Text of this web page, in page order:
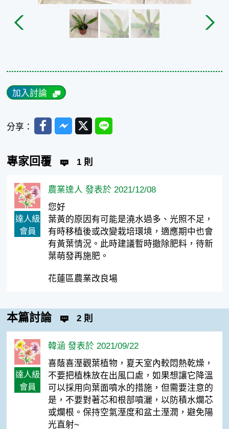
加入討論
分享： FacebookMessenger
TwitterLine
專家回覆 1 則
達人級
會員
農業達人 發表於 2021/12/08
您好
葉黃的原因有可能是澆水過多、光照不足，
有時移植後或改變栽培環境，適應期中也會
有黃葉情況。此時建議暫時撤除肥料，待新
葉萌發再施肥。
花蓮區農業改良場
本篇討論 2 則
達人級
會員
韓涵 發表於 2021/09/22
喜蔭喜溼觀葉植物，夏天室內較悶熱乾燥，
不要把植株放在出風口處，如果想讓它降溫
可以採用向葉面噴水的措施，但需要注意的
是，不要對著芯和根部噴灑，以防積水爛芯
或爛根。保持空氣溼度和盆土溼潤，避免陽
光直射~